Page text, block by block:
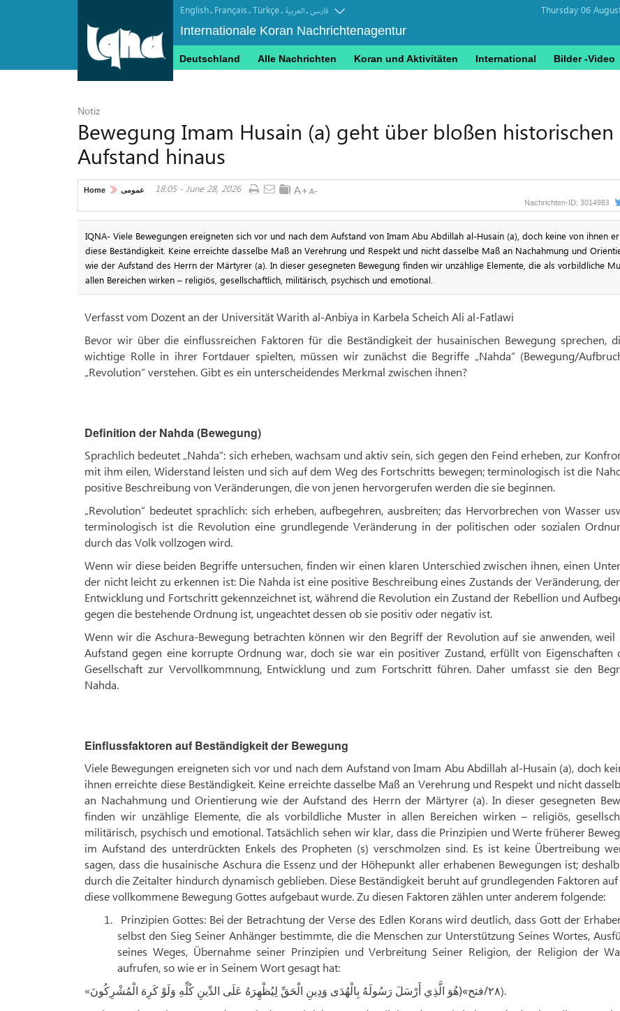
English. Français.Türkçe. العربیة.فارسی
Internationale Koran Nachrichtenagentur
Thursday 06
Deutschland Alle Nachrichten Koran und Aktivitäten International Bilder -Video
Notiz
Bewegung Imam Husain (a) geht über bloßen historischen
Aufstand hinaus
Home عمومی 18:05 - June 28, 2026
Nachrichten-ID: 3014983
IQNA- Viele Bewegungen ereigneten sich vor und nach dem Aufstand von Imam Abu Abdillah al-Husain (a), doch keine von ihnen
diese Beständigkeit. Keine erreichte dasselbe Maß an Verehrung und Respekt und nicht dasselbe Maß an Nachahmung und
wie der Aufstand des Herrn der Märtyrer (a). In dieser gesegneten Bewegung finden wir unzählige Elemente, die als vorbildliche
allen Bereichen wirken – religiös, gesellschaftlich, militärisch, psychisch und emotional.
Verfasst vom Dozent an der Universität Warith al-Anbiya in Karbela Scheich Ali al-Fatlawi
Bevor wir über die einflussreichen Faktoren für die Beständigkeit der husainischen Bewegung sprechen,
wichtige Rolle in ihrer Fortdauer spielten, müssen wir zunächst die Begriffe „Nahda“ (Bewegung/
„Revolution“ verstehen. Gibt es ein unterscheidendes Merkmal zwischen ihnen?
Definition der Nahda (Bewegung)
Sprachlich bedeutet „Nahda“: sich erheben, wachsam und aktiv sein, sich gegen den Feind erheben, zur
mit ihm eilen, Widerstand leisten und sich auf dem Weg des Fortschritts bewegen; terminologisch ist die
positive Beschreibung von Veränderungen, die von jenen hervorgerufen werden die sie beginnen.
„Revolution“ bedeutet sprachlich: sich erheben, aufbegehren, ausbreiten; das Hervorbrechen von Wasser
terminologisch ist die Revolution eine grundlegende Veränderung in der politischen oder sozialen
durch das Volk vollzogen wird.
Wenn wir diese beiden Begriffe untersuchen, finden wir einen klaren Unterschied zwischen ihnen, einen
der nicht leicht zu erkennen ist: Die Nahda ist eine positive Beschreibung eines Zustands der Veränderung,
Entwicklung und Fortschritt gekennzeichnet ist, während die Revolution ein Zustand der Rebellion und
gegen die bestehende Ordnung ist, ungeachtet dessen ob sie positiv oder negativ ist.
Wenn wir die Aschura-Bewegung betrachten können wir den Begriff der Revolution auf sie anwenden, weil
Aufstand gegen eine korrupte Ordnung war, doch sie war ein positiver Zustand, erfüllt von Eigenschaften
Gesellschaft zur Vervollkommnung, Entwicklung und zum Fortschritt führen. Daher umfasst sie den
Nahda.
Einflussfaktoren auf Beständigkeit der Bewegung
Viele Bewegungen ereigneten sich vor und nach dem Aufstand von Imam Abu Abdillah al-Husain (a), doch
ihnen erreichte diese Beständigkeit. Keine erreichte dasselbe Maß an Verehrung und Respekt und nicht
an Nachahmung und Orientierung wie der Aufstand des Herrn der Märtyrer (a). In dieser gesegneten
finden wir unzählige Elemente, die als vorbildliche Muster in allen Bereichen wirken – religiös,
militärisch, psychisch und emotional. Tatsächlich sehen wir klar, dass die Prinzipien und Werte früherer
im Aufstand des unterdrückten Enkels des Propheten (s) verschmolzen sind. Es ist keine Übertreibung
sagen, dass die husainische Aschura die Essenz und der Höhepunkt aller erhabenen Bewegungen ist;
durch die Zeitalter hindurch dynamisch geblieben. Diese Beständigkeit beruht auf grundlegenden Faktoren
diese vollkommene Bewegung Gottes aufgebaut wurde. Zu diesen Faktoren zählen unter anderem folgende:
1.
Prinzipien Gottes: Bei der Betrachtung der Verse des Edlen Korans wird deutlich, dass Gott der
selbst den Sieg Seiner Anhänger bestimmte, die die Menschen zur Unterstützung Seines Wortes,
seines Weges, Übernahme seiner Prinzipien und Verbreitung Seiner Religion, der Religion der
aufrufen, so wie er in Seinem Wort gesagt hat:
«هُوَ الَّذِي أَرْسَلَ رَسُولَهُ بِالْهُدَى وَدِينِ الْحَقِّ لِيُظْهِرَهُ عَلَى الدِّينِ كُلِّهِ وَلَوْ كَرِهَ الْمُشْرِكُونَ»(فتح/۲۸).